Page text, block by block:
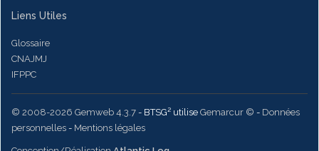
Liens Utiles
Glossaire
CNAJMJ
IFPPC
© 2008-2026 Gemweb 4.3.7 - BTSG² utilise Gemarcur © - Données
personnelles - Mentions légales